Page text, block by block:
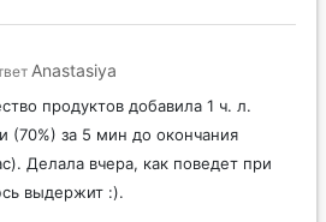
Anastasiya
продуктов добавила 1 ч. л.
(70%) за 5 мин до окончания
Делала вчера, как поведет при
выдержит :).